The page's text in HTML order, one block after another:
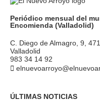
Periódico mensual del
Encomienda (Valladolid)
C. Diego de Almagro, 9,
Valladolid
983 34 14 92
ÚLTIMAS NOTICIAS